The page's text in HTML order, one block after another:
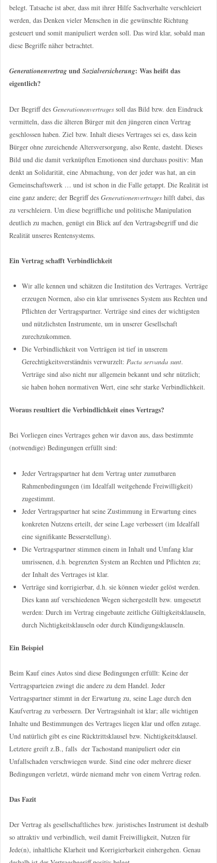
belegt. Tatsache ist aber, dass mit ihrer Hilfe Sachverhalte verschleiert
werden, das Denken vieler Menschen in die gewünschte Richtung
gesteuert und somit manipuliert werden soll. Das wird klar, sobald man
diese Begriffe näher betrachtet.
Generationenvertragund Sozialversicherung: Was heißt das
eigentlich?
Der Begriff desGenerationenvertragessoll das Bild bzw. den Eindruck
vermitteln, dass die älteren Bürger mit den jüngeren einen Vertrag
geschlossen haben. Ziel bzw. Inhalt dieses Vertrages sei es, dass kein
Bürger ohne zureichende Altersversorgung, also Rente, dasteht. Dieses
Bild und die damit verknüpften Emotionen sind durchaus positiv: Man
denkt an Solidarität, eine Abmachung, von der jeder was hat, an ein
Gemeinschaftswerk … und ist schon in die Falle getappt. Die Realität ist
eine ganz andere; der Begriff des Generationenvertrageshilft dabei, das
zu verschleiern. Um diese begriffliche und politische Manipulation
deutlich zu machen, genügt ein Blick auf den Vertragsbegriff und die
Realität unseres Rentensystems.
Ein Vertrag schafft Verbindlichkeit
Wir alle kennen und schätzen die Institution des Vertrages. Verträge
erzeugen Normen, also ein klar umrissenes System aus Rechten und
Pflichten der Vertragspartner. Verträge sind eines der wichtigsten
und nützlichsten Instrumente, um in unserer Gesellschaft
zurechzukommen.
Die Verbindlichkeit von Verträgen ist tief in unserem
Gerechtigkeitsverständnis verwurzelt: Pacta servanda sunt.
Verträge sind also nicht nur allgemein bekannt und sehr nützlich;
sie haben hohen normativen Wert, eine sehr starke Verbindlichkeit.
Woraus resultiert die Verbindlichkeit eines Vertrags?
Bei Vorliegen eines Vertrages gehen wir davon aus, dass bestimmte
(notwendige) Bedingungen erfüllt sind:
Jeder Vertragspartner hat dem Vertrag unter zumutbaren
Rahmenbedingungen (im Idealfall weitgehende Freiwilligkeit)
zugestimmt.
Jeder Vertragspartner hat seine Zustimmung in Erwartung eines
konkreten Nutzens erteilt, der seine Lage verbessert (im Idealfall
eine signifikante Besserstellung).
Die Vertragspartner stimmen einem in Inhalt und Umfang klar
umrissenen, d.h. begrenzten System an Rechten und Pflichten zu;
der Inhalt des Vertrages ist klar.
Verträge sind korrigierbar, d.h. sie können wieder gelöst werden.
Dies kann auf verschiedenen Wegen sichergestellt bzw. umgesetzt
werden: Durch im Vertrag eingebaute zeitliche Gültigkeitsklauseln,
durch Nichtigkeitsklauseln oder durch Kündigungsklauseln.
Ein Beispiel
Beim Kauf eines Autos sind diese Bedingungen erfüllt: Keine der
Vertragsparteien zwingt die andere zu dem Handel. Jeder
Vertragspartner stimmt in der Erwartung zu, seine Lage durch den
Kaufvertrag zu verbessern. Der Vertragsinhalt ist klar; alle wichtigen
Inhalte und Bestimmungen des Vertrages liegen klar und offen zutage.
Und natürlich gibt es eine Rücktrittsklausel bzw. Nichtigkeitsklausel.
Letztere greift z.B., falls der Tachostand manipuliert oder ein
Unfallschaden verschwiegen wurde. Sind eine oder mehrere dieser
Bedingungen verletzt, würde niemand mehr von einem Vertrag reden.
Das Fazit
Der Vertrag als gesellschaftliches bzw. juristisches Instrument ist deshalb
so attraktiv und verbindlich, weil damit Freiwilligkeit, Nutzen für
Jede(n), inhaltliche Klarheit und Korrigierbarkeit einhergehen. Genau